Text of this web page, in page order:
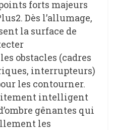
forts majeurs
Dès l’allumage,
la surface de
obstacles (cadres
interrupteurs)
les contourner.
intelligent
gênantes qui
les